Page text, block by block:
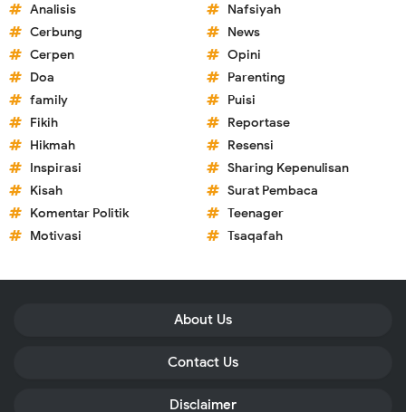
Analisis
Cerbung
Cerpen
Doa
family
Fikih
Hikmah
Inspirasi
Kisah
Komentar Politik
Motivasi
Nafsiyah
News
Opini
Parenting
Puisi
Reportase
Resensi
Sharing Kepenulisan
Surat Pembaca
Teenager
Tsaqafah
About Us
Contact Us
Disclaimer